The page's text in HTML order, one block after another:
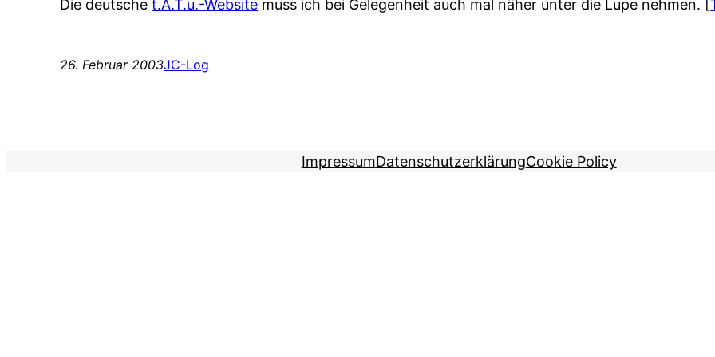
Die deutschet.A.T.u.-Website muss ich bei Gelegenheit auch mal näher unter die Lupe nehmen. [
26. Februar 2003JC-Log
ImpressumDatenschutzerklärungCookie Policy